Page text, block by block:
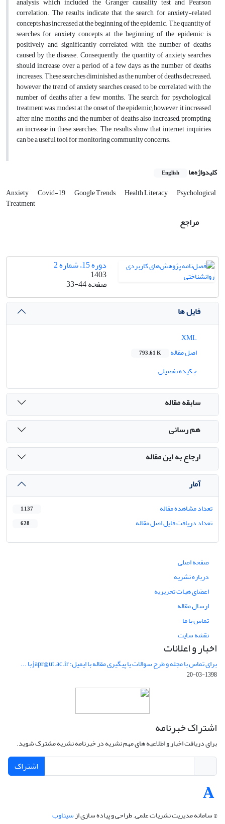
correlation. The results indicate that the search for anxiety-related
concepts has increased at the beginning of the epidemic. The quantity of
searches for anxiety concepts at the beginning of the epidemic is
positively and significantly correlated with the number of deaths
caused by the disease. Consequently, the quantity of anxiety searches
should increase over a period of a few days as the number of deaths
increases. These searches diminished as the number of deaths decreased;
however, the trend of anxiety searches ceased to be correlated with the
number of deaths after a few months. The search for psychological
treatment was modest at the onset of the epidemic; however, it increased
after nine months, and the number of deaths also increased, prompting
an increase in these searches. The results show that internet inquiries
can be a useful tool for monitoring community concerns.
کلیدواژه‌ها English
Anxiety Covid-19 Google Trends Health Literacy Psychological
Treatment
مراجع
دوره 15، شماره 2
1403
صفحه33-44
فایل ها
اصل مقاله
793.61 K
چکیده تفصیلی
سابقه مقاله
هم رسانی
ارجاع به این مقاله
آمار
تعداد مشاهده مقاله 1,137
تعداد دریافت فایل اصل مقاله 628
صفحه اصلی
درباره نشریه
اعضای هیات تحریریه
ارسال مقاله
تماس با ما
نقشه سایت
اخبار و اعلانات
برای تماس با مجله و طرح سوالات یا پیگیری مقاله با ایمیل: japr@ut.ac.ir با ...
1398-03-20
اشتراک خبرنامه
برای دریافت اخبار و اطلاعیه های مهم نشریه در خبرنامه نشریه مشترک شوید.
اشتراک
© سامانه مدیریت نشریات علمی.طراحی و پیاده سازی ازسیناوب